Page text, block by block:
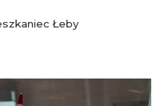
Łeby